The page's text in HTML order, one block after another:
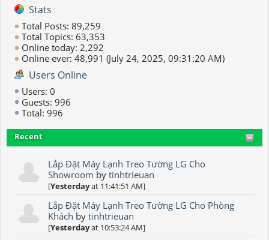
Stats
Total Posts: 89,259
Total Topics: 63,353
Online today: 2,292
Online ever: 48,991 (July 24, 2025, 09:31:20 AM)
Users Online
Users: 0
Guests: 996
Total: 996
Recent
Lắp Đặt Máy Lạnh Treo Tường LG Cho
Showroom bytinhtrieuan
[Yesterdayat 11:41:51 AM]
Lắp Đặt Máy Lạnh Treo Tường LG Cho Phòng
Khách bytinhtrieuan
[Yesterdayat 10:53:24 AM]